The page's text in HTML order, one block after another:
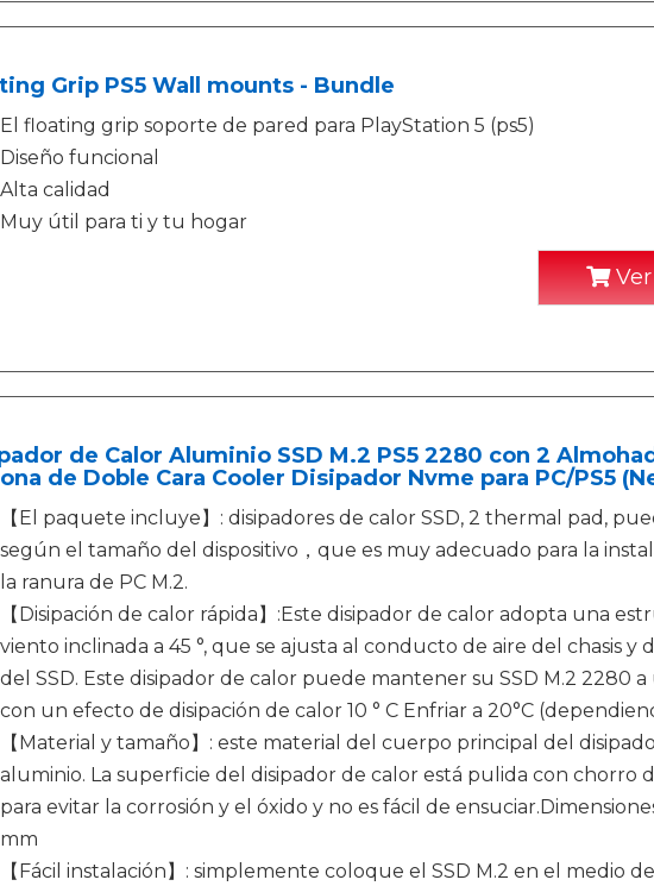
Grip PS5 Wall mounts - Bundle
El floating grip soporte de pared para PlayStation 5 (ps5)
Diseño funcional
Alta calidad
Muy útil para ti y tu hogar
Ver
de Calor Aluminio SSD M.2 PS5 2280 con 2
de Doble Cara Cooler Disipador Nvme para PC/PS5
【El paquete incluye】: disipadores de calor SSD, 2 thermal pad,
según el tamaño del dispositivo，que es muy adecuado para la
la ranura de PC M.2.
【Disipación de calor rápida】:Este disipador de calor adopta una
viento inclinada a 45 °, que se ajusta al conducto de aire del chasis y
del SSD. Este disipador de calor puede mantener su SSD M.2 2280
con un efecto de disipación de calor 10 ° C Enfriar a 20°C
【Material y tamaño】: este material del cuerpo principal del
aluminio. La superficie del disipador de calor está pulida con chorro
para evitar la corrosión y el óxido y no es fácil de
mm
【Fácil instalación】: simplemente coloque el SSD M.2 en el medio